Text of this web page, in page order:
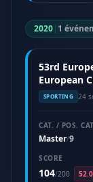
2020| 1
53rd
European
2020)
SPORTING 24
CAT. / POS.
Master/9
SCORE
104/200